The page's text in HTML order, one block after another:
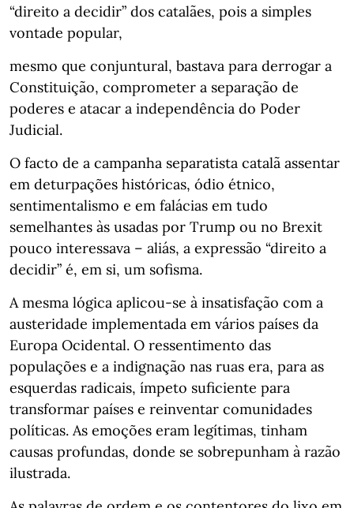
“direito a decidir” dos catalães, pois a simples
vontade popular,
mesmo que conjuntural, bastava para derrogar a
Constituição, comprometer a separação de
poderes e atacar a independência do Poder
Judicial.
O facto de a campanha separatista catalã assentar
em deturpações históricas, ódio étnico,
sentimentalismo e em falácias em tudo
semelhantes às usadas por Trump ou no Brexit
pouco interessava – aliás, a expressão “direito a
decidir” é, em si, um sofisma.
A mesma lógica aplicou-se à insatisfação com a
austeridade implementada em vários países da
Europa Ocidental. O ressentimento das
populações e a indignação nas ruas era, para as
esquerdas radicais, ímpeto suficiente para
transformar países e reinventar comunidades
políticas. As emoções eram legítimas, tinham
causas profundas, donde se sobrepunham à razão
ilustrada.